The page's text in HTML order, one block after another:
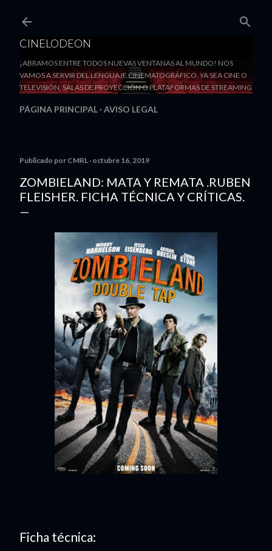
CINELODEON
¡ABRAMOS ENTRE TODOS NUEVAS VENTANAS AL MUNDO! NOS
VAMOS A SERVIR DEL LENGUAJE CINEMATOGRÁFICO, YA SEA CINE O
TELEVISIÓN, SALAS DE PROYECCIÓN O PLATAFORMAS DE STREAMING
PÁGINA PRINCIPAL AVISO LEGAL
Publicado por CMRL octubre 16, 2019
ZOMBIELAND: MATA Y REMATA .RUBEN
FLEISHER. FICHA TÉCNICA Y CRÍTICAS.
Ficha técnica: